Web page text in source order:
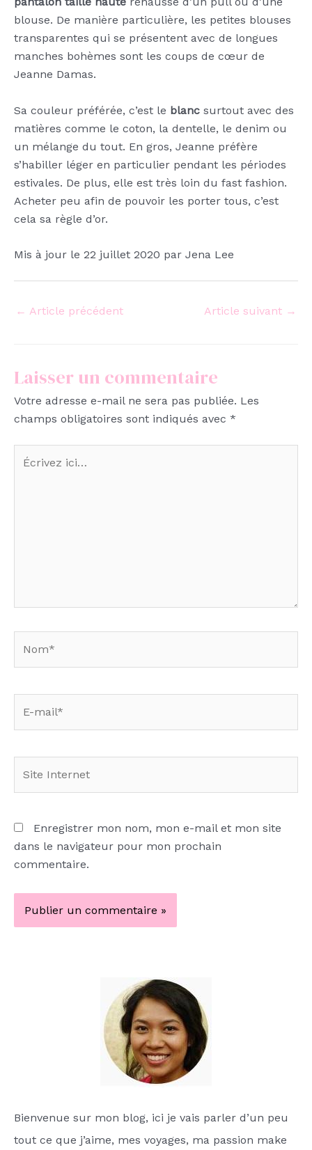
blouse. De manière particulière, les petites blouses
transparentes qui se présentent avec de longues
manches bohèmes sont les coups de cœur de
Jeanne Damas.
Sa couleur préférée, c’est le blanc surtout avec des
matières comme le coton, la dentelle, le denim ou
un mélange du tout. En gros, Jeanne préfère
s’habiller léger en particulier pendant les périodes
estivales. De plus, elle est très loin du fast fashion.
Acheter peu afin de pouvoir les porter tous, c’est
cela sa règle d’or.
Mis à jour le 22 juillet 2020 par Jena Lee
← Article précédent Article suivant →
Laisser un commentaire
Votre adresse e-mail ne sera pas publiée. Les
champs obligatoires sont indiqués avec *
ici…
mail*
Internet
Enregistrer mon nom, mon e-mail et mon site
dans le navigateur pour mon prochain
commentaire.
Bienvenue sur mon blog, ici je vais parler d’un peu
tout ce que j’aime, mes voyages, ma passion make